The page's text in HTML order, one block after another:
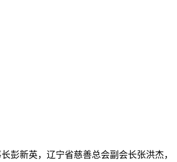
彭新英，辽宁省慈善总会副会长张洪杰，